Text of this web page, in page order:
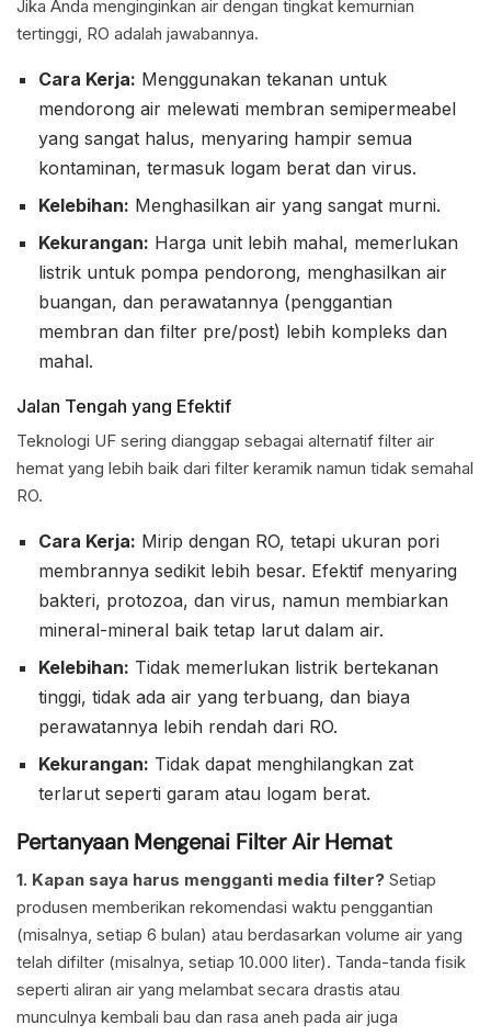
Jika Anda menginginkan air dengan tingkat kemurnian
tertinggi, RO adalah jawabannya.
Cara Kerja: Menggunakan tekanan untuk
mendorong air melewati membran semipermeabel
yang sangat halus, menyaring hampir semua
kontaminan, termasuk logam berat dan virus.
Kelebihan: Menghasilkan air yang sangat murni.
Kekurangan: Harga unit lebih mahal, memerlukan
listrik untuk pompa pendorong, menghasilkan air
buangan, dan perawatannya (penggantian
membran dan filter pre/post) lebih kompleks dan
mahal.
Jalan Tengah yang Efektif
Teknologi UF sering dianggap sebagai alternatif filter air
hemat yang lebih baik dari filter keramik namun tidak semahal
RO.
Cara Kerja: Mirip dengan RO, tetapi ukuran pori
membrannya sedikit lebih besar. Efektif menyaring
bakteri, protozoa, dan virus, namun membiarkan
mineral-mineral baik tetap larut dalam air.
Kelebihan: Tidak memerlukan listrik bertekanan
tinggi, tidak ada air yang terbuang, dan biaya
perawatannya lebih rendah dari RO.
Kekurangan: Tidak dapat menghilangkan zat
terlarut seperti garam atau logam berat.
Pertanyaan Mengenai Filter Air Hemat
1. Kapan saya harus mengganti media filter? Setiap
produsen memberikan rekomendasi waktu penggantian
(misalnya, setiap 6 bulan) atau berdasarkan volume air yang
telah difilter (misalnya, setiap 10.000 liter). Tanda-tanda fisik
seperti aliran air yang melambat secara drastis atau
munculnya kembali bau dan rasa aneh pada air juga